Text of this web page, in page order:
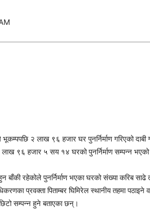
भूकम्पपछि २ लाख ९६ हजार घर पुनर्निर्माण गरिएको
९६ हजार ५ सय १४ घरको पुनर्निर्माण सम्पन्न
बाँकी रहेकोले पुनर्निर्माण भएका घरको संख्या करिब
प्रवक्ता पिताम्बर घिमिरेल स्थानीय तहमा पठाइने
सम्पन्न हुने बताएका छन्।